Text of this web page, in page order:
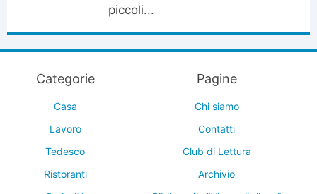
piccoli...
Categorie
Casa
Lavoro
Tedesco
Ristoranti
Pagine
Chi siamo
Contatti
Club di Lettura
Archivio